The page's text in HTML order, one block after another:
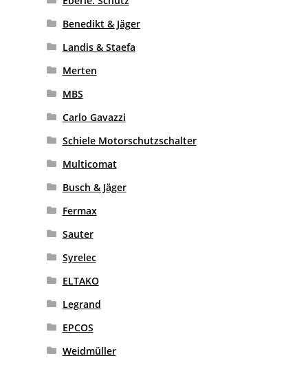
Benedikt & Jäger
Landis & Staefa
Merten
MBS
Carlo Gavazzi
Schiele Motorschutzschalter
Multicomat
Busch & Jäger
Fermax
Sauter
Syrelec
ELTAKO
Legrand
EPCOS
Weidmüller